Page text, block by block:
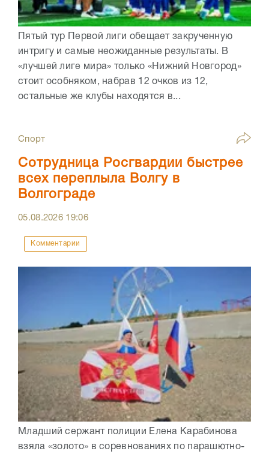
Пятый тур Первой лиги обещает закрученную
интригу и самые неожиданные результаты. В
«лучшей лиге мира» только «Нижний Новгород»
стоит особняком, набрав 12 очков из 12,
остальные же клубы находятся в...
Спорт
Сотрудница Росгвардии быстрее
всех переплыла Волгу в
Волгограде
05.08.2026 19:06
Комментарии
Младший сержант полиции Елена Карабинова
взяла «золото» в соревнованиях по парашютно-